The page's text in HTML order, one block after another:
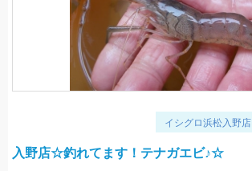
イシグロ浜松入野店
入野店☆釣れてます！テナガエビ♪☆